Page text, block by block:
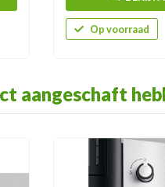
Op voorraad
aangeschaft